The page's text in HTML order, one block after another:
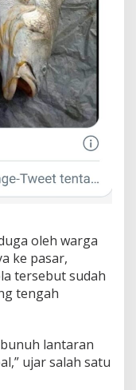
oleh warga
ke pasar,
tersebut sudah
tengah
lantaran
ujar salah satu